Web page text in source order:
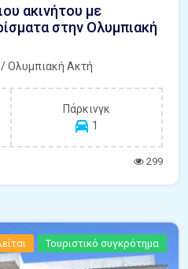
ακινήτου με
στην Ολυμπιακή
/ Ολυμπιακή Ακτή
Πάρκινγκ
1
299
Τουριστικό συγκρότημα